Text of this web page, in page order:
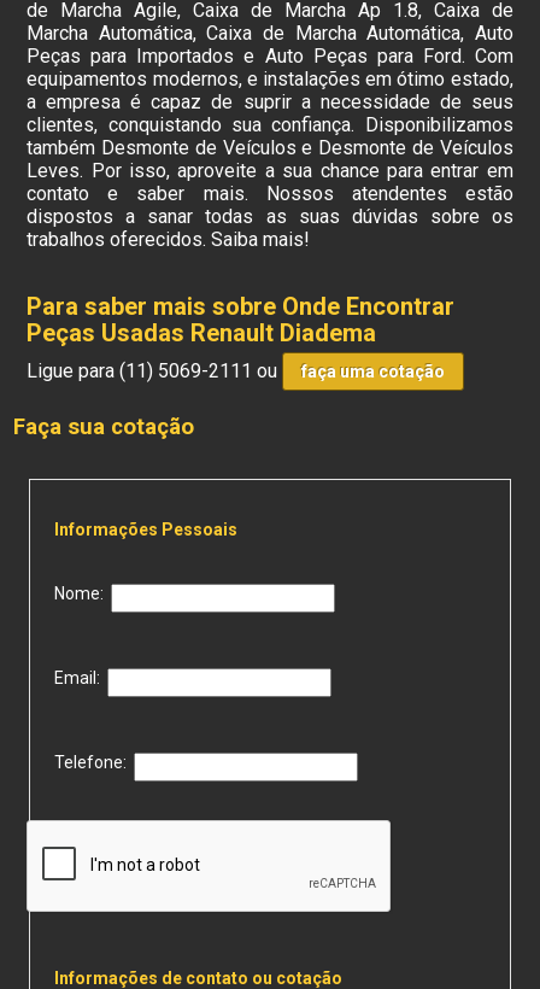
de Marcha Agile, Caixa de Marcha Ap 1.8, Caixa de
Marcha Automática, Caixa de Marcha Automática, Auto
Peças para Importados e Auto Peças para Ford. Com
equipamentos modernos, e instalações em ótimo estado,
a empresa é capaz de suprir a necessidade de seus
clientes, conquistando sua confiança. Disponibilizamos
também Desmonte de Veículos e Desmonte de Veículos
Leves. Por isso, aproveite a sua chance para entrar em
contato e saber mais. Nossos atendentes estão
dispostos a sanar todas as suas dúvidas sobre os
trabalhos oferecidos. Saiba mais!
Para saber mais sobre Onde Encontrar
Peças Usadas Renault Diadema
Ligue para(11) 5069-2111 ou faça uma cotação
Faça sua cotação
Informações Pessoais
Nome:
Email:
Telefone:
Informações de contato ou cotação